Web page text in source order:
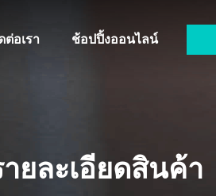
ต่อเรา ช้อปปิ้งออนไลน์
ยละเอียดสินค้า